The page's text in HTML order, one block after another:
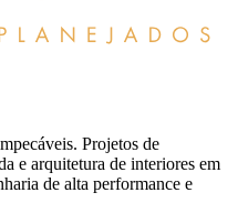
Projetos de
e arquitetura de interiores em
de alta performance e